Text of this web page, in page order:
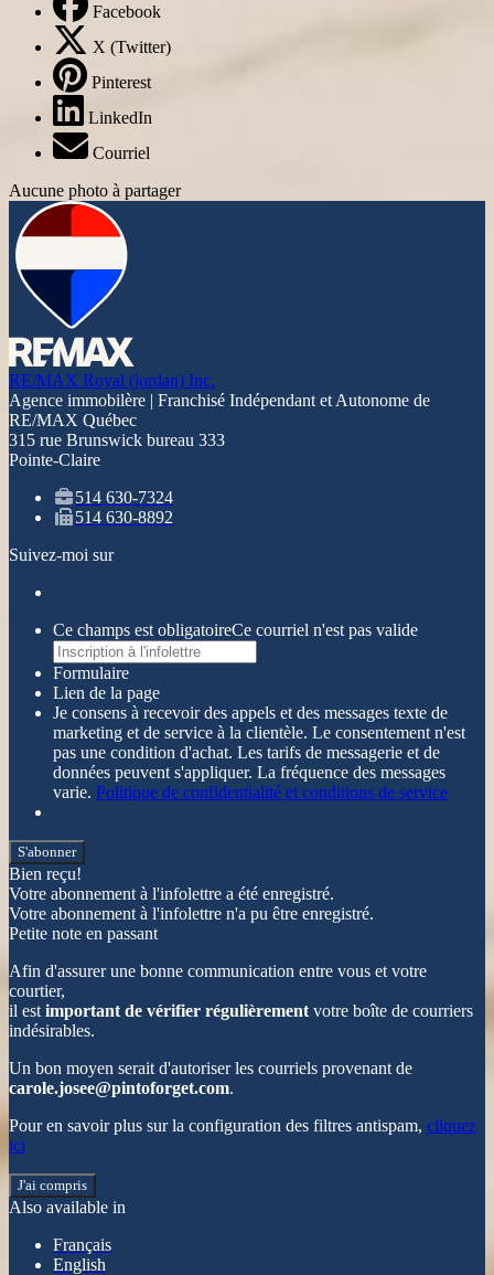
Facebook
X (Twitter)
Pinterest
LinkedIn
Courriel
Aucune photo à partager
RE/MAX Royal (jordan) Inc.
Agence immobilère | Franchisé Indépendant et Autonome de
RE/MAX Québec
315 rue Brunswick bureau 333
Pointe-Claire
514 630-7324
514 630-8892
Suivez-moi sur
Ce champs est obligatoireCe courriel n'est pas valide
Formulaire
Lien de la page
Je consens à recevoir des appels et des messages texte de
marketing et de service à la clientèle. Le consentement n'est
pas une condition d'achat. Les tarifs de messagerie et de
données peuvent s'appliquer. La fréquence des messages
varie. Politique de confidentialité et conditions de service
S'abonner
Bien reçu!
Votre abonnement à l'infolettre a été enregistré.
Votre abonnement à l'infolettre n'a pu être enregistré.
Petite note en passant
Afin d'assurer une bonne communication entre vous et votre
courtier,
il est important de vérifier régulièrement votre boîte de courriers
indésirables.
Un bon moyen serait d'autoriser les courriels provenant de
carole.josee@pintoforget.com.
Pour en savoir plus sur la configuration des filtres antispam, cliquez
ici
J'ai compris
Also available in
Français
English